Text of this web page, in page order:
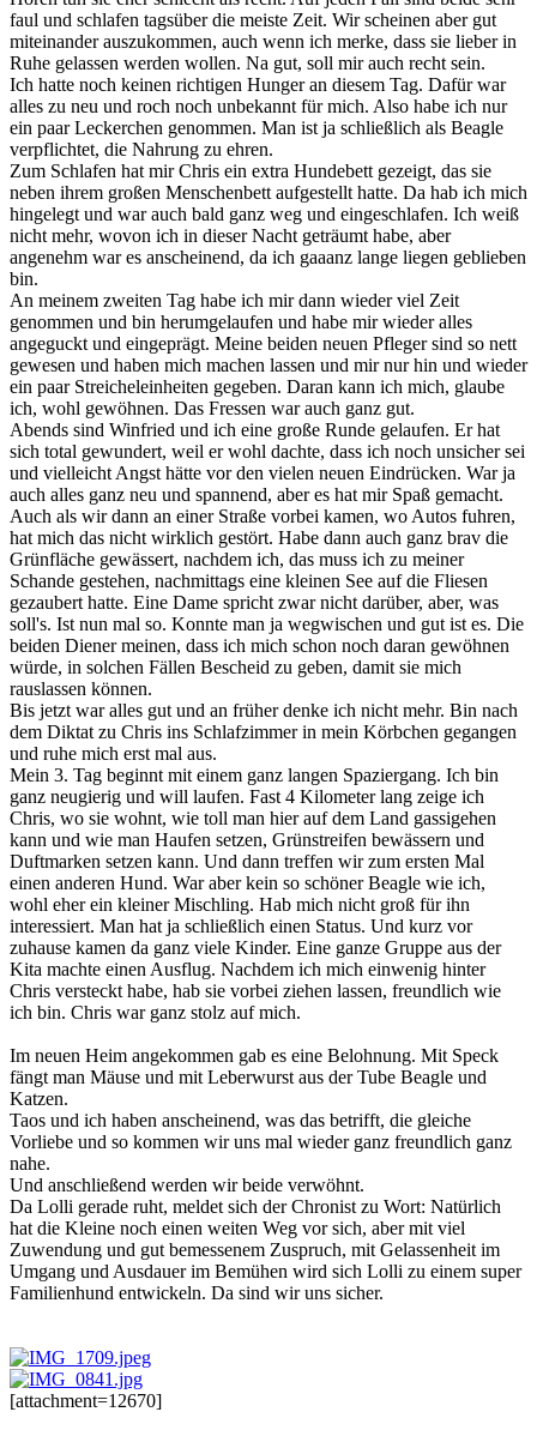
faul und schlafen tagsüber die meiste Zeit. Wir scheinen aber gut
miteinander auszukommen, auch wenn ich merke, dass sie lieber in
Ruhe gelassen werden wollen. Na gut, soll mir auch recht sein.
Ich hatte noch keinen richtigen Hunger an diesem Tag. Dafür war
alles zu neu und roch noch unbekannt für mich. Also habe ich nur
ein paar Leckerchen genommen. Man ist ja schließlich als Beagle
verpflichtet, die Nahrung zu ehren.
Zum Schlafen hat mir Chris ein extra Hundebett gezeigt, das sie
neben ihrem großen Menschenbett aufgestellt hatte. Da hab ich mich
hingelegt und war auch bald ganz weg und eingeschlafen. Ich weiß
nicht mehr, wovon ich in dieser Nacht geträumt habe, aber
angenehm war es anscheinend, da ich gaaanz lange liegen geblieben
bin.
An meinem zweiten Tag habe ich mir dann wieder viel Zeit
genommen und bin herumgelaufen und habe mir wieder alles
angeguckt und eingeprägt. Meine beiden neuen Pfleger sind so nett
gewesen und haben mich machen lassen und mir nur hin und wieder
ein paar Streicheleinheiten gegeben. Daran kann ich mich, glaube
ich, wohl gewöhnen. Das Fressen war auch ganz gut.
Abends sind Winfried und ich eine große Runde gelaufen. Er hat
sich total gewundert, weil er wohl dachte, dass ich noch unsicher sei
und vielleicht Angst hätte vor den vielen neuen Eindrücken. War ja
auch alles ganz neu und spannend, aber es hat mir Spaß gemacht.
Auch als wir dann an einer Straße vorbei kamen, wo Autos fuhren,
hat mich das nicht wirklich gestört. Habe dann auch ganz brav die
Grünfläche gewässert, nachdem ich, das muss ich zu meiner
Schande gestehen, nachmittags eine kleinen See auf die Fliesen
gezaubert hatte. Eine Dame spricht zwar nicht darüber, aber, was
soll's. Ist nun mal so. Konnte man ja wegwischen und gut ist es. Die
beiden Diener meinen, dass ich mich schon noch daran gewöhnen
würde, in solchen Fällen Bescheid zu geben, damit sie mich
rauslassen können.
Bis jetzt war alles gut und an früher denke ich nicht mehr. Bin nach
dem Diktat zu Chris ins Schlafzimmer in mein Körbchen gegangen
und ruhe mich erst mal aus.
Mein 3. Tag beginnt mit einem ganz langen Spaziergang. Ich bin
ganz neugierig und will laufen. Fast 4 Kilometer lang zeige ich
Chris, wo sie wohnt, wie toll man hier auf dem Land gassigehen
kann und wie man Haufen setzen, Grünstreifen bewässern und
Duftmarken setzen kann. Und dann treffen wir zum ersten Mal
einen anderen Hund. War aber kein so schöner Beagle wie ich,
wohl eher ein kleiner Mischling. Hab mich nicht groß für ihn
interessiert. Man hat ja schließlich einen Status. Und kurz vor
zuhause kamen da ganz viele Kinder. Eine ganze Gruppe aus der
Kita machte einen Ausflug. Nachdem ich mich einwenig hinter
Chris versteckt habe, hab sie vorbei ziehen lassen, freundlich wie
ich bin. Chris war ganz stolz auf mich.
Im neuen Heim angekommen gab es eine Belohnung. Mit Speck
fängt man Mäuse und mit Leberwurst aus der Tube Beagle und
Katzen.
Taos und ich haben anscheinend, was das betrifft, die gleiche
Vorliebe und so kommen wir uns mal wieder ganz freundlich ganz
nahe.
Und anschließend werden wir beide verwöhnt.
Da Lolli gerade ruht, meldet sich der Chronist zu Wort: Natürlich
hat die Kleine noch einen weiten Weg vor sich, aber mit viel
Zuwendung und gut bemessenem Zuspruch, mit Gelassenheit im
Umgang und Ausdauer im Bemühen wird sich Lolli zu einem super
Familienhund entwickeln. Da sind wir uns sicher.
[attachment=12670]